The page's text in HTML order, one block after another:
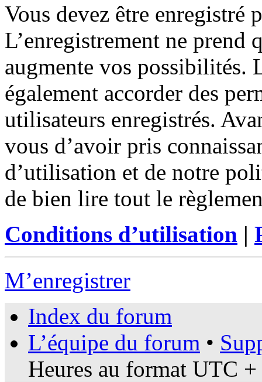
Vous devez être enregistré
L’enregistrement ne prend
augmente vos possibilités.
également accorder des
utilisateurs enregistrés.
vous d’avoir pris
d’utilisation et de notre
de bien lire tout le
Conditions d’utilisation |
M’enregistrer
Index du forum
L’équipe du forum •
Heures au format UTC +